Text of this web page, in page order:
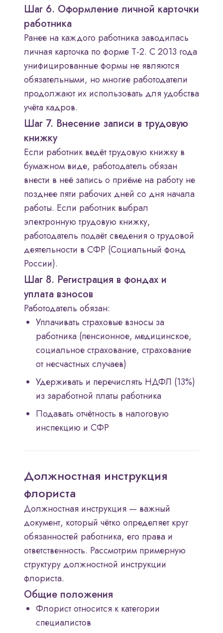
Шаг 6. Оформление личной карточки
работника
Ранее на каждого работника заводилась
личная карточка по форме Т-2. С 2013 года
унифицированные формы не являются
обязательными, но многие работодатели
продолжают их использовать для удобства
учёта кадров.
Шаг 7. Внесение записи в трудовую
книжку
Если работник ведёт трудовую книжку в
бумажном виде, работодатель обязан
внести в неё запись о приёме на работу не
позднее пяти рабочих дней со дня начала
работы. Если работник выбрал
электронную трудовую книжку,
работодатель подаёт сведения о трудовой
деятельности в СФР (Социальный фонд
России).
Шаг 8. Регистрация в фондах и
уплата взносов
Работодатель обязан:
Уплачивать страховые взносы за
работника (пенсионное, медицинское,
социальное страхование, страхование
от несчастных случаев)
Удерживать и перечислять НДФЛ (13%)
из заработной платы работника
Подавать отчётность в налоговую
инспекцию и СФР
Должностная инструкция
флориста
Должностная инструкция — важный
документ, который чётко определяет круг
обязанностей работника, его права и
ответственность. Рассмотрим примерную
структуру должностной инструкции
флориста.
Общие положения
Флорист относится к категории
специалистов